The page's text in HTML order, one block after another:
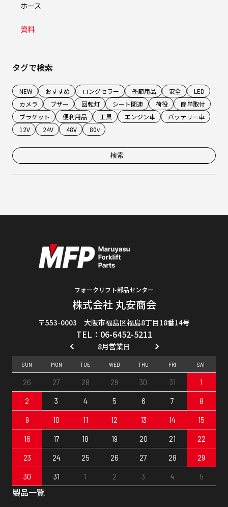
ホース
資料
タグで検索
NEW おすすめ ロングセラー 季節用品 安全
LED
カメラ
ブザー 回転灯 シート関連 荷役
簡単取付
ブラケット
便利用品 工具 エンジン車
バッテリー車
12V
24V 48V 80v
検索
フォークリフト部品センター
株式会社 丸安商会
〒553-0003 大阪市福島区福島8丁目18番14号
TEL：06-6452-5211
製品一覧
8月営業日
SUN MON TUE WED THU FRI SAT
26 27 28 29 30 31
1
2
3 4 5 6 7
8
9
10 11 12 13 14
15
16
17 18 19 20 21
22
23
24 25 26 27 28
29
30
31 1 2 3 4 5